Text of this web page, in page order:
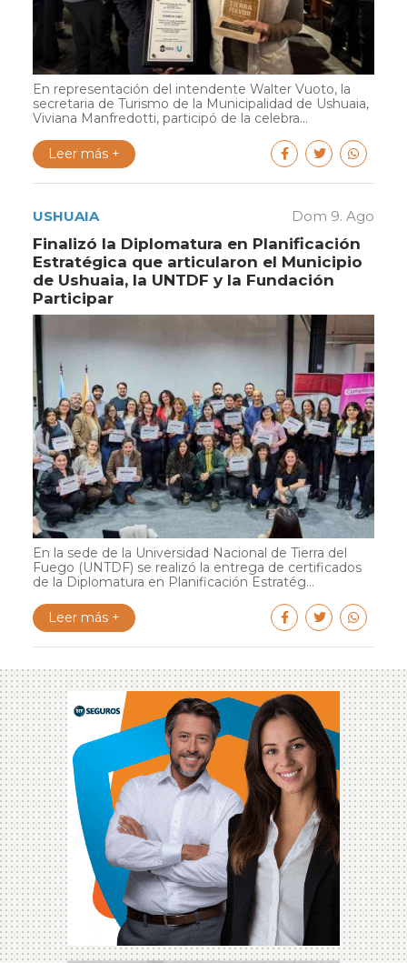
En representación del intendente Walter Vuoto, la
secretaria de Turismo de la Municipalidad de Ushuaia,
Viviana Manfredotti, participó de la celebra...
Leer más +
USHUAIA Dom 9. Ago
Finalizó la Diplomatura en Planificación
Estratégica que articularon el Municipio
de Ushuaia, la UNTDF y la Fundación
Participar
En la sede de la Universidad Nacional de Tierra del
Fuego (UNTDF) se realizó la entrega de certificados
de la Diplomatura en Planificación Estratég...
Leer más +